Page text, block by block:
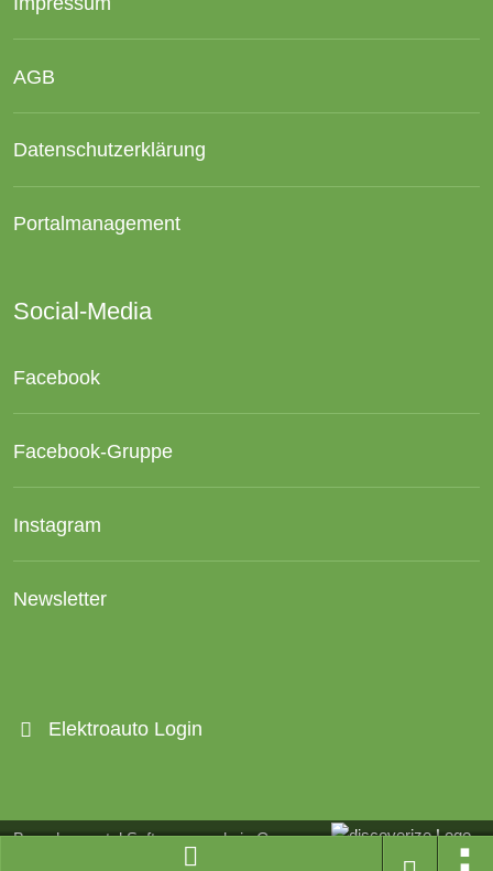
AGB
Datenschutzerklärung
Portalmanagement
Social-Media
Facebook
Facebook-Gruppe
Instagram
Newsletter
Elektroauto Login
Branchenportal Software made in Germany